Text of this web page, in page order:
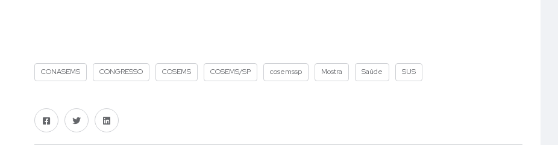
CONASEMS CONGRESSO COSEMS COSEMS/SP cosemssp Mostra Saúde SUS